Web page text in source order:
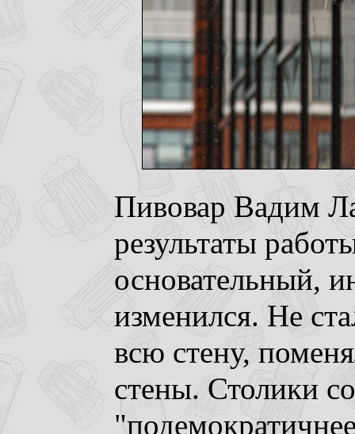
Пивовар Вадим
результаты
основательный,
изменился. Не
всю стену,
стены. Столики